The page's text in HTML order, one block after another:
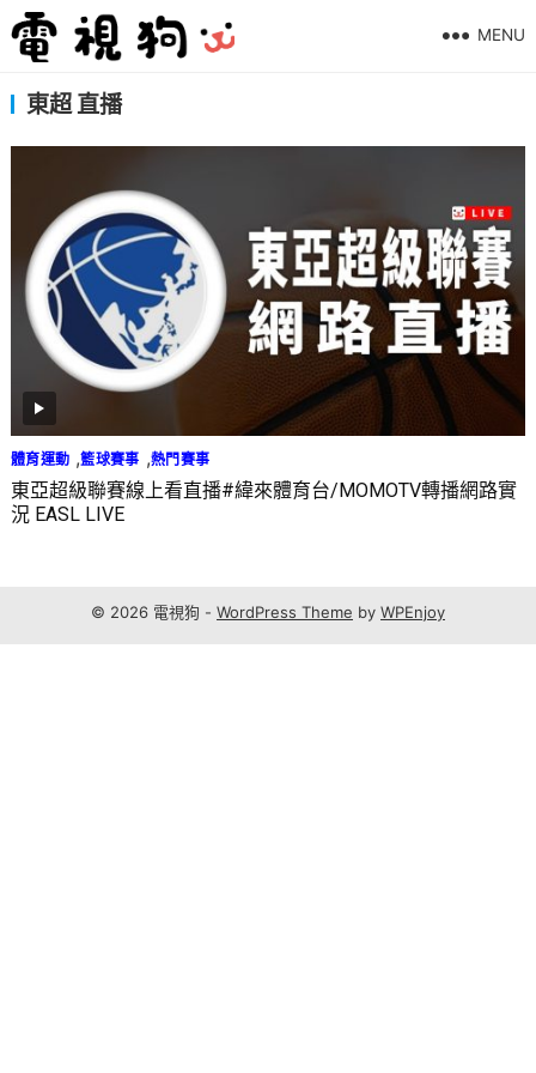
MENU
東超 直播
體育運動 ,籃球賽事 ,熱門賽事
東亞超級聯賽線上看直播#緯來體育台/MOMOTV轉播網路實
況 EASL LIVE
© 2026 電視狗 - WordPress Theme by WPEnjoy